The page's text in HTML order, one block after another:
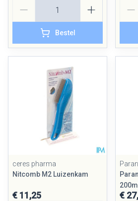
Bestel
ceres pharma
Nitcomb M2 Luizenkam
€ 11,25 €